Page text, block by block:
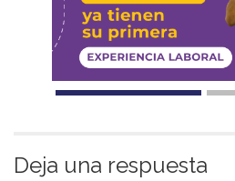
Deja una respuesta